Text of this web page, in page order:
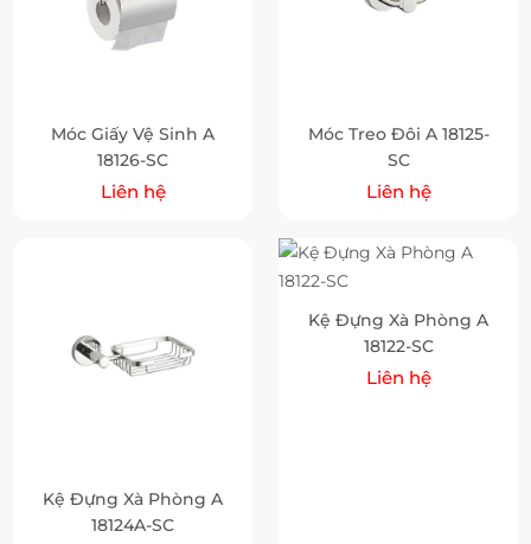
Móc Giấy Vệ Sinh A
18126-SC
Liên hệ
Móc Treo Đôi A 18125-
SC
Liên hệ
Kệ Đựng Xà Phòng A
18124A-SC
Kệ Đựng Xà Phòng A
18122-SC
Liên hệ